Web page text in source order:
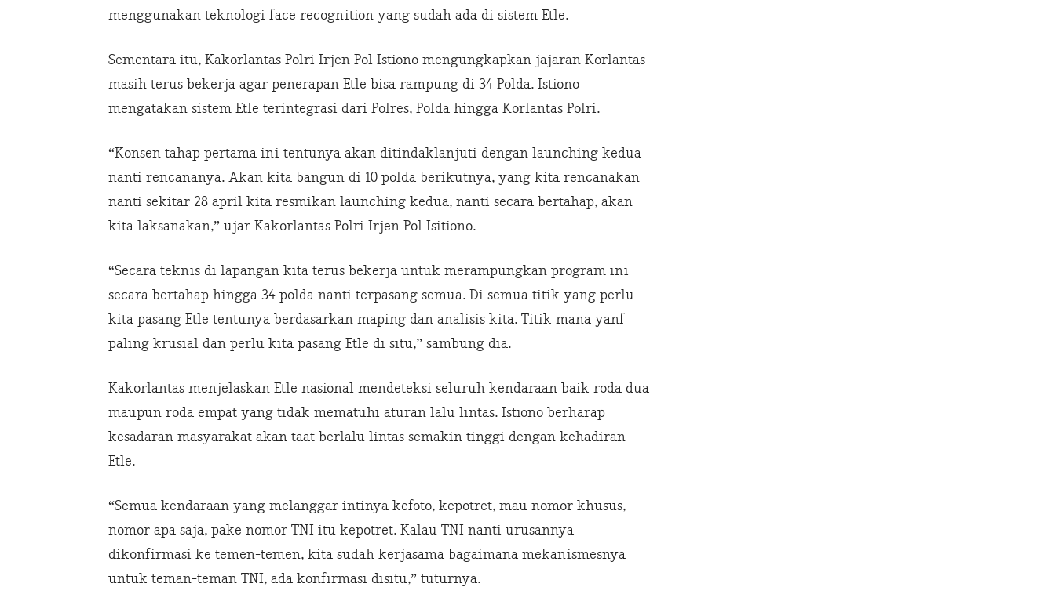
menggunakan teknologi face recognition yang sudah ada di sistem Etle.
Sementara itu, Kakorlantas Polri Irjen Pol Istiono mengungkapkan jajaran Korlantas
masih terus bekerja agar penerapan Etle bisa rampung di 34 Polda. Istiono
mengatakan sistem Etle terintegrasi dari Polres, Polda hingga Korlantas Polri.
“Konsen tahap pertama ini tentunya akan ditindaklanjuti dengan launching kedua
nanti rencananya. Akan kita bangun di 10 polda berikutnya, yang kita rencanakan
nanti sekitar 28 april kita resmikan launching kedua, nanti secara bertahap, akan
kita laksanakan,” ujar Kakorlantas Polri Irjen Pol Isitiono.
“Secara teknis di lapangan kita terus bekerja untuk merampungkan program ini
secara bertahap hingga 34 polda nanti terpasang semua. Di semua titik yang perlu
kita pasang Etle tentunya berdasarkan maping dan analisis kita. Titik mana yanf
paling krusial dan perlu kita pasang Etle di situ,” sambung dia.
Kakorlantas menjelaskan Etle nasional mendeteksi seluruh kendaraan baik roda dua
maupun roda empat yang tidak mematuhi aturan lalu lintas. Istiono berharap
kesadaran masyarakat akan taat berlalu lintas semakin tinggi dengan kehadiran
Etle.
“Semua kendaraan yang melanggar intinya kefoto, kepotret, mau nomor khusus,
nomor apa saja, pake nomor TNI itu kepotret. Kalau TNI nanti urusannya
dikonfirmasi ke temen-temen, kita sudah kerjasama bagaimana mekanismesnya
untuk teman-teman TNI, ada konfirmasi disitu,” tuturnya.